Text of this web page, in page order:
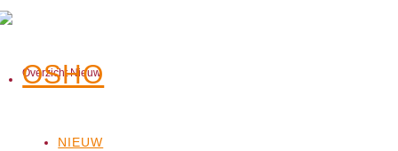
OSHOOSHO
Overzicht Nieuw
NIEUW